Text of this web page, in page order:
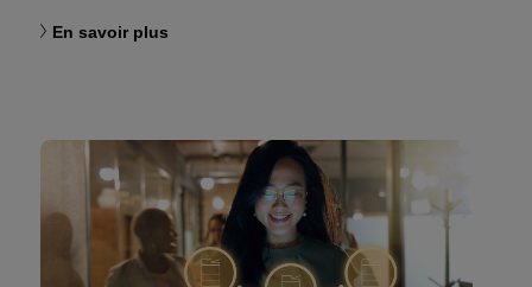
En savoir plus